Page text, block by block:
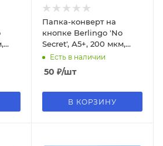
Папка-конверт на
кнопке Berlingo 'No
Secret', А5+, 200 мкм,
красная, EFb_05003
Есть в наличии
50 ₽/шт
В КОРЗИНУ